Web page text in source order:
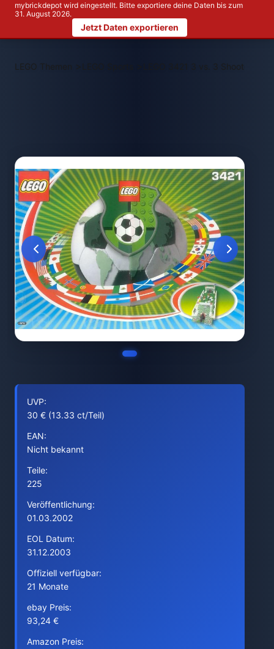
mybrickdepot wird eingestellt. Bitte exportiere deine Daten bis zum
31. August 2026.
Jetzt Daten exportieren
LEGO Themen > LEGO 3421 3 vs. 3 Shootout
UVP:
30 € (13.33 ct/Teil)
EAN:
Nicht bekannt
Teile:
225
Veröffentlichung:
01.03.2002
EOL Datum:
31.12.2003
Offiziell verfügbar:
21 Monate
ebay Preis:
93,24 €
Amazon Preis: